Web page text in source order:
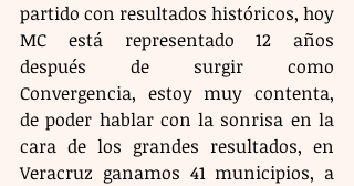
partido con resultados históricos, hoy
MC está representado 12 años
después de surgir como
Convergencia, estoy muy contenta,
de poder hablar con la sonrisa en la
cara de los grandes resultados, en
Veracruz ganamos 41 municipios, a